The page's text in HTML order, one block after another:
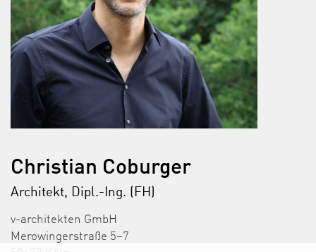
Christian Coburger
Architekt, Dipl.-Ing. (FH)
v-architekten GmbH
Merowingerstraße 5–7